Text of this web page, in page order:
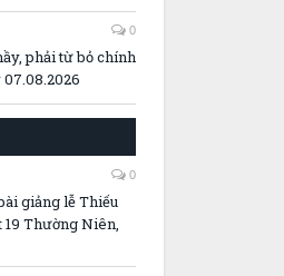
0
phải từ bỏ chính
0
giảng lễ Thiếu
Thường Niên,